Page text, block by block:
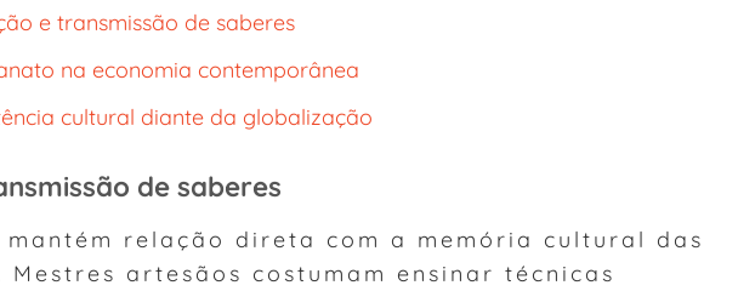
e transmissão de saberes
na economia contemporânea
cultural diante da globalização
de saberes
relação direta com a memória cultural das
Mestres artesãos costumam ensinar técnicas